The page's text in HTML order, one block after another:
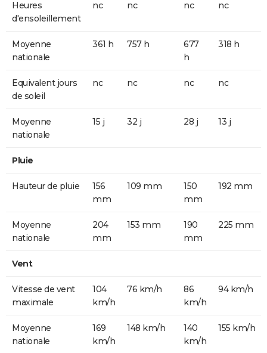
Heures
d'ensoleillement
nc nc nc nc
Moyenne
nationale
361 h 757 h
677
h
318 h
Equivalent jours
de soleil
nc nc nc nc
Moyenne
nationale
15 j 32 j 28 j 13 j
Pluie
Hauteur de pluie
156
mm
109 mm
150
mm
192 mm
Moyenne
nationale
204
mm
153 mm
190
mm
225 mm
Vent
Vitesse de vent
maximale
104
km/h
76 km/h
86
km/h
94 km/h
Moyenne
nationale
169
km/h
148 km/h
140
km/h
155 km/h